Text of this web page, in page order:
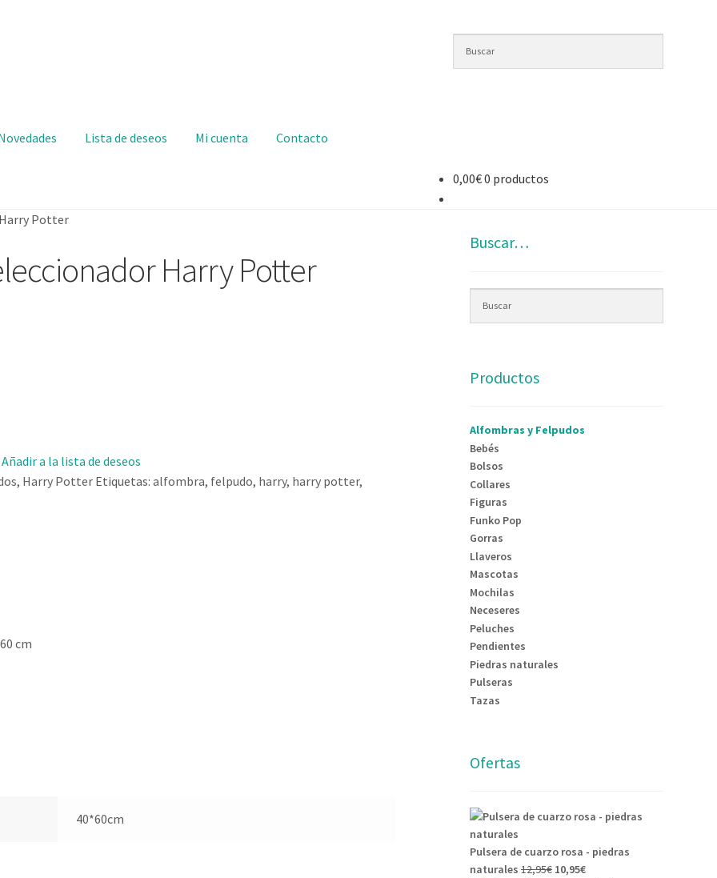
Lista de deseos Mi cuenta Contacto
0,00€0 productos
Potter
Harry Potter
Añadir a la lista de deseos
, Harry Potter Etiquetas:alfombra, felpudo, harry, harry potter,
cm
40*60cm
Buscar…
Productos
Alfombras y Felpudos
Bebés
Bolsos
Collares
Figuras
Funko Pop
Gorras
Llaveros
Mascotas
Mochilas
Neceseres
Peluches
Pendientes
Piedras naturales
Pulseras
Tazas
Ofertas
Pulsera de cuarzo rosa - piedras
naturales 12,95€ El
10,95€El